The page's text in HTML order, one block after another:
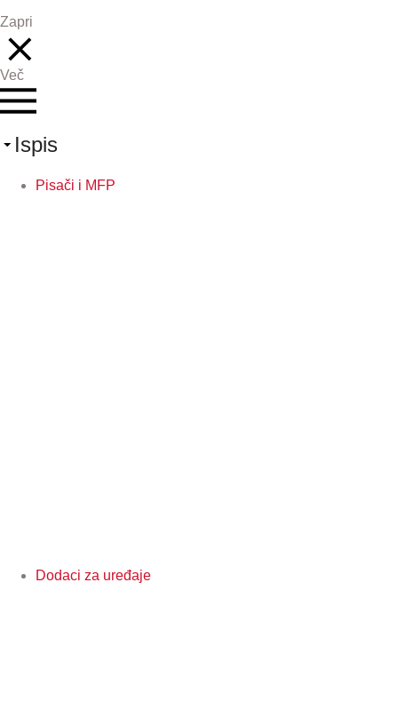
Zapri
Več
Ispis
Pisači i MFP
Dodaci za uređaje